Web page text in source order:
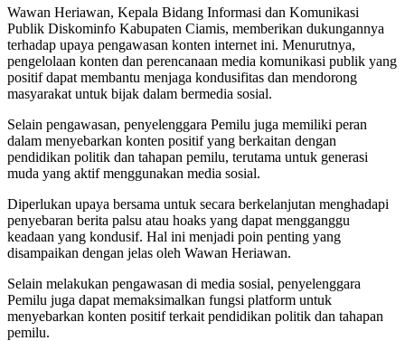
Wawan Heriawan, Kepala Bidang Informasi dan Komunikasi
Publik Diskominfo Kabupaten Ciamis, memberikan dukungannya
terhadap upaya pengawasan konten internet ini. Menurutnya,
pengelolaan konten dan perencanaan media komunikasi publik yang
positif dapat membantu menjaga kondusifitas dan mendorong
masyarakat untuk bijak dalam bermedia sosial.
Selain pengawasan, penyelenggara Pemilu juga memiliki peran
dalam menyebarkan konten positif yang berkaitan dengan
pendidikan politik dan tahapan pemilu, terutama untuk generasi
muda yang aktif menggunakan media sosial.
Diperlukan upaya bersama untuk secara berkelanjutan menghadapi
penyebaran berita palsu atau hoaks yang dapat mengganggu
keadaan yang kondusif. Hal ini menjadi poin penting yang
disampaikan dengan jelas oleh Wawan Heriawan.
Selain melakukan pengawasan di media sosial, penyelenggara
Pemilu juga dapat memaksimalkan fungsi platform untuk
menyebarkan konten positif terkait pendidikan politik dan tahapan
pemilu.